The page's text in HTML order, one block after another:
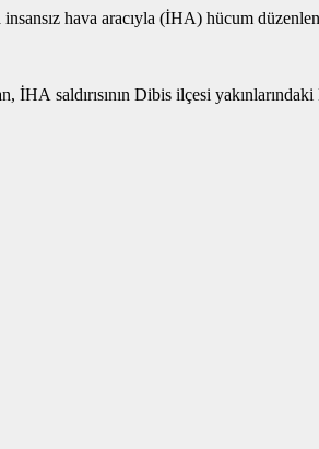
hava aracıyla (İHA) hücum
saldırısının Dibis ilçesi yakınlarındaki